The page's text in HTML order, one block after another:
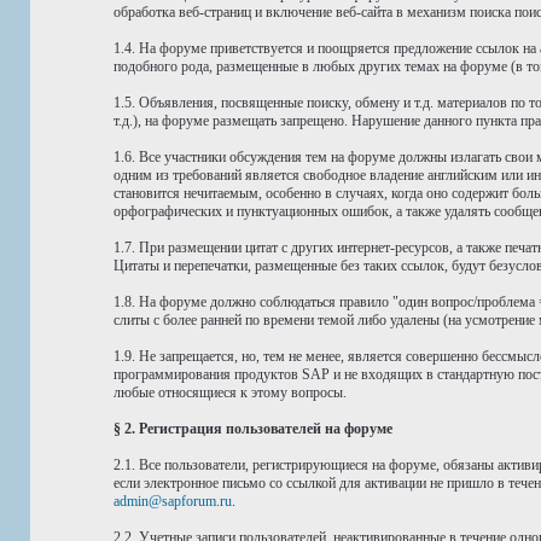
обработка веб-страниц и включение веб-сайта в механизм поиска
1.4. На форуме приветствуется и поощряется предложение ссылок
подобного рода, размещенные в любых других темах на форуме (в
1.5. Объявления, посвященные поиску, обмену и т.д. материалов по
т.д.), на форуме размещать запрещено. Нарушение данного пункта
1.6. Все участники обсуждения тем на форуме должны излагать
одним из требований является свободное владение английским
становится нечитаемым, особенно в случаях, когда оно содержит
орфографических и пунктуационных ошибок, а также удалять
1.7. При размещении цитат с других интернет-ресурсов, а также
Цитаты и перепечатки, размещенные без таких ссылок, будут
1.8. На форуме должно соблюдаться правило "один вопрос/
слиты с более ранней по времени темой либо удалены (на
1.9. Не запрещается, но, тем не менее, является совершенно
программирования продуктов SAP и не входящих в стандартную
любые относящиеся к этому вопросы.
§ 2. Регистрация пользователей на форуме
2.1. Все пользователи, регистрирующиеся на форуме, обязаны
если электронное письмо со ссылкой для активации не пришло в
admin@sapforum.ru.
2.2. Учетные записи пользователей, неактивированные в течение